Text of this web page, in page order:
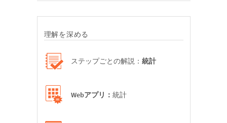
理解を深める
ステップごとの解説： 統計
Webアプリ： 統計